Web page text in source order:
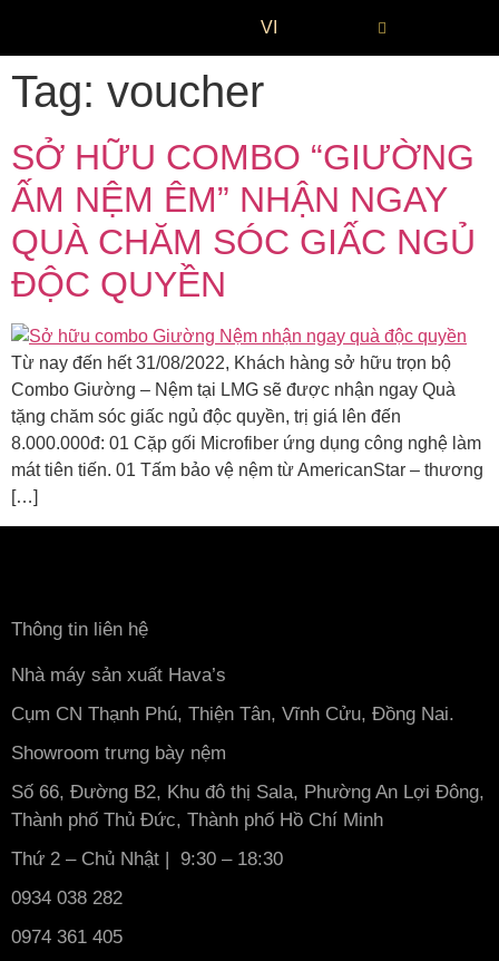
VI
Tag: voucher
SỞ HỮU COMBO “GIƯỜNG
ẤM NỆM ÊM” NHẬN NGAY
QUÀ CHĂM SÓC GIẤC NGỦ
ĐỘC QUYỀN
Từ nay đến hết 31/08/2022, Khách hàng sở hữu trọn bộ
Combo Giường – Nệm tại LMG sẽ được nhận ngay Quà
tặng chăm sóc giấc ngủ độc quyền, trị giá lên đến
8.000.000đ: 01 Cặp gối Microfiber ứng dụng công nghệ làm
mát tiên tiến. 01 Tấm bảo vệ nệm từ AmericanStar – thương
[…]
Thông tin liên hệ
Nhà máy sản xuất Hava’s
Cụm CN Thạnh Phú, Thiện Tân, Vĩnh Cửu, Đồng Nai.
Showroom trưng bày nệm
Số 66, Đường B2, Khu đô thị Sala, Phường An Lợi Đông,
Thành phố Thủ Đức, Thành phố Hồ Chí Minh
Thứ 2 – Chủ Nhật | 9:30 – 18:30
0934 038 282
0974 361 405